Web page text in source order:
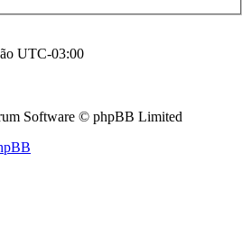
UTC-03:00
Software © phpBB Limited